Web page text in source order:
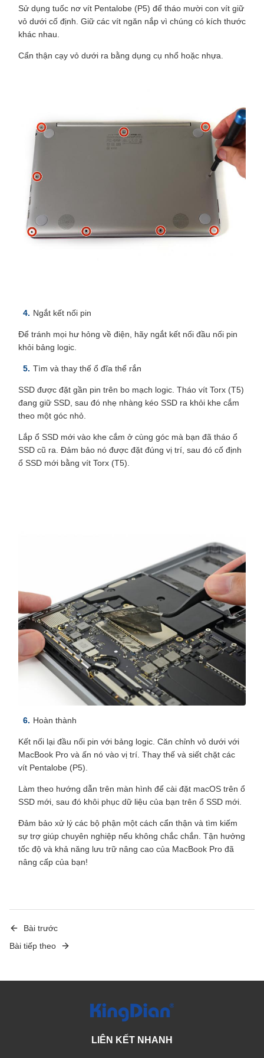
Sử dụng tuốc nơ vít Pentalobe (P5) để tháo mười con vít giữ
vỏ dưới cố định. Giữ các vít ngăn nắp vì chúng có kích thước
khác nhau.
Cẩn thận cạy vỏ dưới ra bằng dụng cụ nhổ hoặc nhựa.
Ngắt kết nối pin
Để tránh mọi hư hỏng về điện, hãy ngắt kết nối đầu nối pin
khỏi bảng logic.
Tìm và thay thế ổ đĩa thể rắn
SSD được đặt gần pin trên bo mạch logic. Tháo vít Torx (T5)
đang giữ SSD, sau đó nhẹ nhàng kéo SSD ra khỏi khe cắm
theo một góc nhỏ.
Lắp ổ SSD mới vào khe cắm ở cùng góc mà bạn đã tháo ổ
SSD cũ ra. Đảm bảo nó được đặt đúng vị trí, sau đó cố định
ổ SSD mới bằng vít Torx (T5).
Hoàn thành
Kết nối lại đầu nối pin với bảng logic. Căn chỉnh vỏ dưới với
MacBook Pro và ấn nó vào vị trí. Thay thế và siết chặt các
vít Pentalobe (P5).
Làm theo hướng dẫn trên màn hình để cài đặt macOS trên ổ
SSD mới, sau đó khôi phục dữ liệu của bạn trên ổ SSD mới.
Đảm bảo xử lý các bộ phận một cách cẩn thận và tìm kiếm
sự trợ giúp chuyên nghiệp nếu không chắc chắn. Tận hưởng
tốc độ và khả năng lưu trữ nâng cao của MacBook Pro đã
nâng cấp của bạn!
Bài trước
Bài tiếp theo
LIÊN KẾT NHANH